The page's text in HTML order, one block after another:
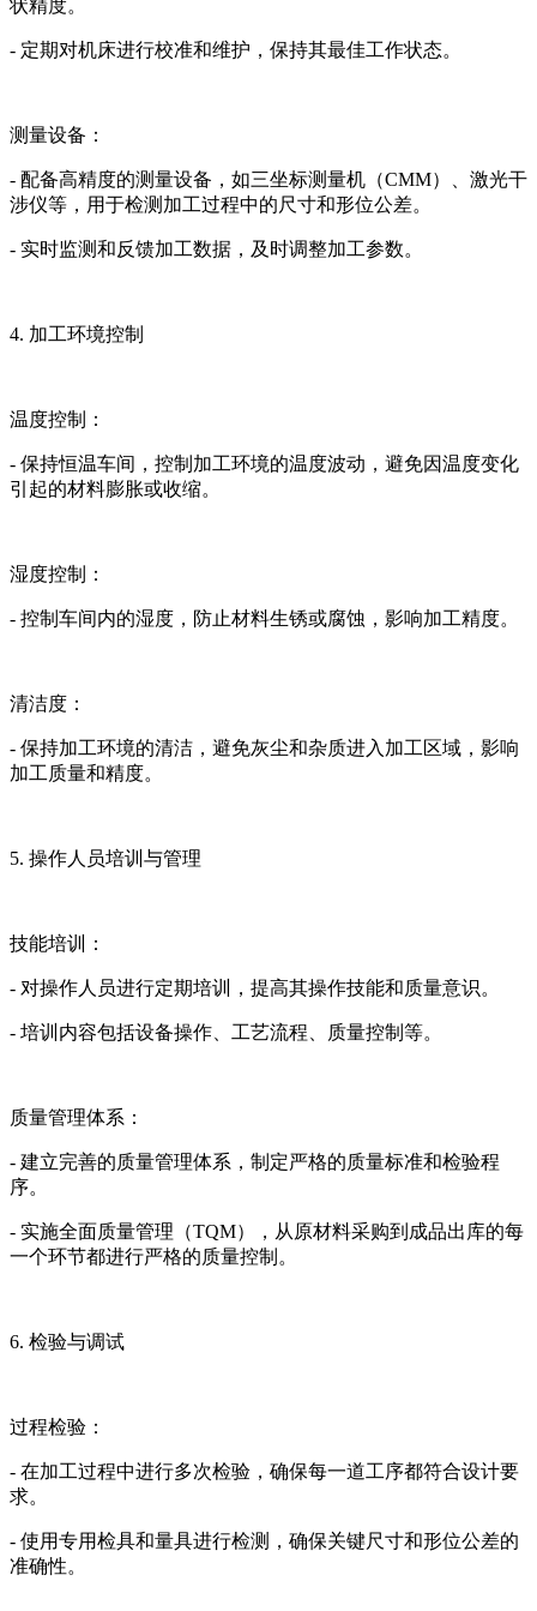
状精度。
- 定期对机床进行校准和维护，保持其最佳工作状态。
测量设备：
- 配备高精度的测量设备，如三坐标测量机（CMM）、激光干
涉仪等，用于检测加工过程中的尺寸和形位公差。
- 实时监测和反馈加工数据，及时调整加工参数。
4. 加工环境控制
温度控制：
- 保持恒温车间，控制加工环境的温度波动，避免因温度变化
引起的材料膨胀或收缩。
湿度控制：
- 控制车间内的湿度，防止材料生锈或腐蚀，影响加工精度。
清洁度：
- 保持加工环境的清洁，避免灰尘和杂质进入加工区域，影响
加工质量和精度。
5. 操作人员培训与管理
技能培训：
- 对操作人员进行定期培训，提高其操作技能和质量意识。
- 培训内容包括设备操作、工艺流程、质量控制等。
质量管理体系：
- 建立完善的质量管理体系，制定严格的质量标准和检验程
序。
- 实施全面质量管理（TQM），从原材料采购到成品出库的每
一个环节都进行严格的质量控制。
6. 检验与调试
过程检验：
- 在加工过程中进行多次检验，确保每一道工序都符合设计要
求。
- 使用专用检具和量具进行检测，确保关键尺寸和形位公差的
准确性。